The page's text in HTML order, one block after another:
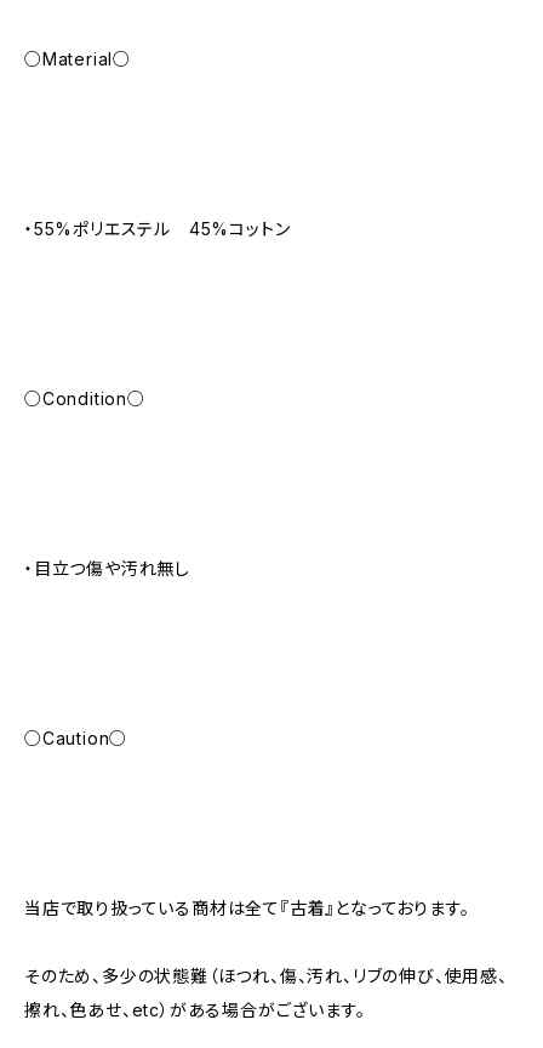
○Material○
・55%ポリエステル 45%コットン
○Condition○
・目立つ傷や汚れ無し
○Caution○
当店で取り扱っている商材は全て『古着』となっております。
そのため、多少の状態難（ほつれ、傷、汚れ、リブの伸び、使用感、
擦れ、色あせ、etc）がある場合がございます。